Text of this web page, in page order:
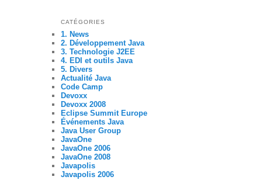
CATÉGORIES
1. News
2. Développement Java
3. Technologie J2EE
4. EDI et outils Java
5. Divers
Actualité Java
Code Camp
Devoxx
Devoxx 2008
Eclipse Summit Europe
Événements Java
Java User Group
JavaOne
JavaOne 2006
JavaOne 2008
Javapolis
Javapolis 2006